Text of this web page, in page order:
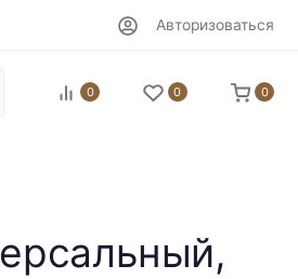
Авторизоваться
0 0 0